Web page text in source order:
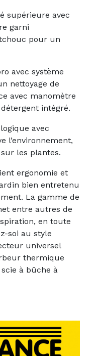
supérieure avec
garni
pour un
avec système
nettoyage de
avec manomètre
intégré.
avec
l’environnement,
les plantes.
ergonomie et
bien entretenu
La gamme de
entre autres de
en toute
soi au style
universel
thermique
à bûche à